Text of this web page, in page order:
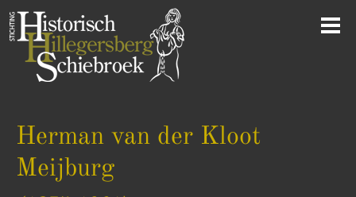
Herman van der Kloot
Meijburg